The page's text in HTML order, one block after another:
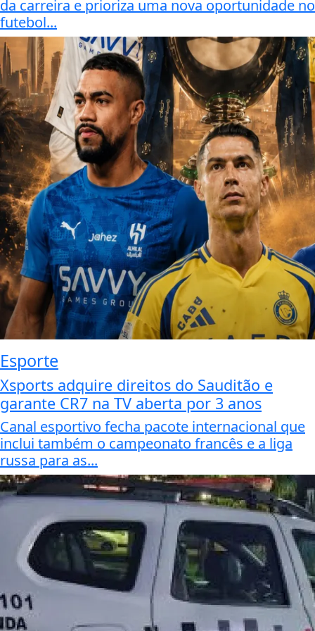
da carreira e prioriza uma nova oportunidade no
futebol...
Esporte
Xsports adquire direitos do Sauditão e
garante CR7 na TV aberta por 3 anos
Canal esportivo fecha pacote internacional que
inclui também o campeonato francês e a liga
russa para as...